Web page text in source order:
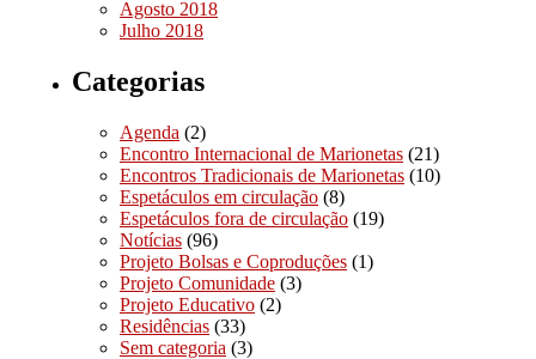
Agosto 2018
Julho 2018
Categorias
Agenda (2)
Encontro Internacional de Marionetas (21)
Encontros Tradicionais de Marionetas (10)
Espetáculos em circulação (8)
Espetáculos fora de circulação (19)
Notícias (96)
Projeto Bolsas e Coproduções (1)
Projeto Comunidade (3)
Projeto Educativo (2)
Residências (33)
Sem categoria (3)